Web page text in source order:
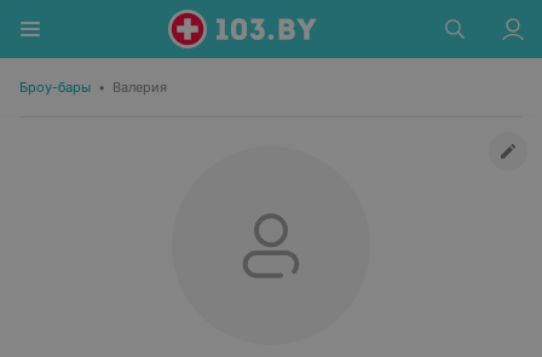
Броу-бары • Валерия